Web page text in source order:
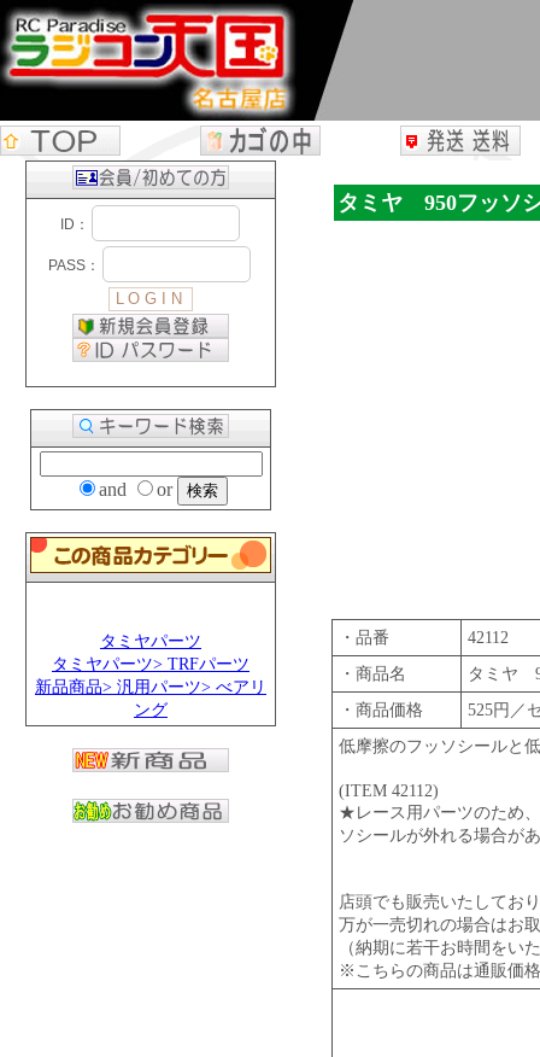
and or
タミヤパーツ
タミヤパーツ> TRFパーツ
新品商品> 汎用パーツ> べアリ
ング
タミヤ 950フッソ
・品番
42112
・商品名
タミヤ
・商品価格
525円／
低摩擦のフッソシールと
(ITEM 42112)
★レース用パーツのため
ソシールが外れる場合が
店頭でも販売いたしてお
万が一売切れの場合はお
（納期に若干お時間をい
※こちらの商品は通販価